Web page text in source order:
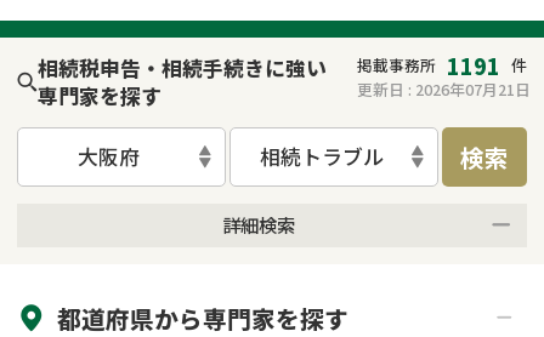
相続税申告・相続手続きに強い
専門家を探す
掲載事務所 1191 件
更新日 : 2026年07月21日
大阪府 相続トラブル 検索
詳細検索
初回相談無料
土日祝の相談可能
都道府県から専門家を探す